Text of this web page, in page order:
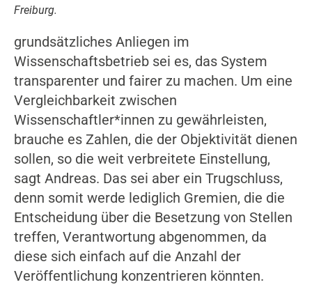
Freiburg.
grundsätzliches Anliegen im
Wissenschaftsbetrieb sei es, das System
transparenter und fairer zu machen. Um eine
Vergleichbarkeit zwischen
Wissenschaftler*innen zu gewährleisten,
brauche es Zahlen, die der Objektivität dienen
sollen, so die weit verbreitete Einstellung,
sagt Andreas. Das sei aber ein Trugschluss,
denn somit werde lediglich Gremien, die die
Entscheidung über die Besetzung von Stellen
treffen, Verantwortung abgenommen, da
diese sich einfach auf die Anzahl der
Veröffentlichung konzentrieren könnten.